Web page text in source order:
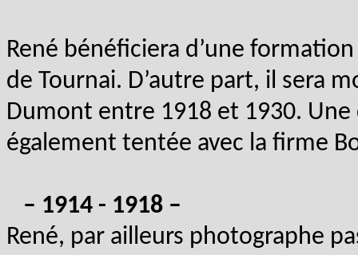
René bénéficiera d’une
de Tournai. D’autre part, il sera
Dumont entre 1918 et 1930.
également tentée avec la firme
– 1914 - 1918 –
René, par ailleurs photographe